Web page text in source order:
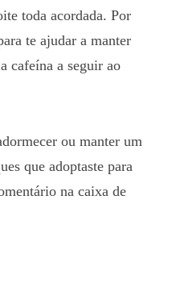
toda acordada. Por
te ajudar a manter
cafeína a seguir ao
ou manter um
que adoptaste para
na caixa de